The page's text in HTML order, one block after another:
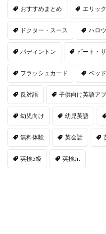
おすすめまとめ エリッ
ドクター・スース ハロ
パディントン ピート・
フラッシュカード ベッ
反対語 子供向け英語ア
幼児向け 幼児英語
無料体験 英会話
英検5級 英検Jr.